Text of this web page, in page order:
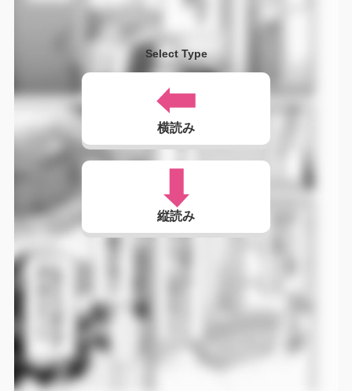
Select Type
横読み
縦読み